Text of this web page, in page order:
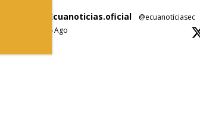
Ecuanoticias.oficial @ecuanoticiasec
6 Ago
anuncia oficialmente su candidatura a la